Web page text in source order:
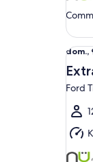
Del
dom.,
9
ago.
al
lun.,
10
ago.
dom.,
Ford